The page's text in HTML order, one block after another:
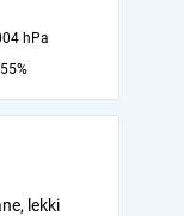
hPa
55%
lekki